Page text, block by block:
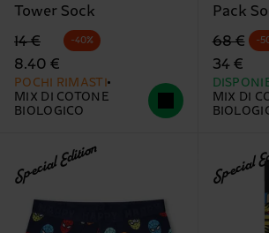
Tower Sock
Prezzo di partenza
14 €
prezzo scontato
8.40 €
-40%
POCHI RIMASTI
MIX DI COTONE
BIOLOGICO
Pack
Prezzo
68 €
prezzo
34 €
-
MIX DI
Special Edition Special